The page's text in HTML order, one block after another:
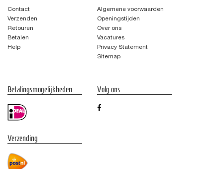
Contact
Verzenden
Retouren
Betalen
Help
Algemene voorwaarden
Openingstijden
Over ons
Vacatures
Privacy Statement
Sitemap
Betalingsmogelijkheden
Verzending
Volg ons